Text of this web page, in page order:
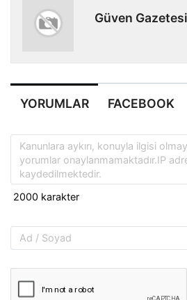
Güven Gazetesi
YORUMLAR FACEBOOK